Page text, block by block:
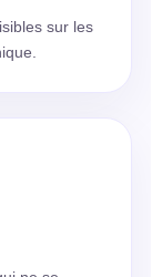
sur les